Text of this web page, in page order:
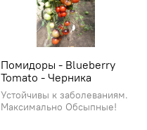
Помидоры - Blueberry
Tomato - Черника
Устойчивы к заболеваниям.
Максимально Обсыпные!